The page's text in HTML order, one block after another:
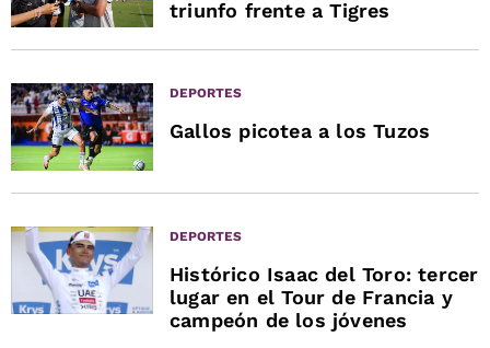
triunfo frente a Tigres
DEPORTES
Gallos picotea a los Tuzos
DEPORTES
Histórico Isaac del Toro: tercer
lugar en el Tour de Francia y
campeón de los jóvenes